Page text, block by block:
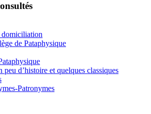
de Pataphysique
peu d’histoire et quelques classiques
Patronymes